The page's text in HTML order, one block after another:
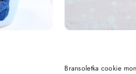
Bransoletka cookie